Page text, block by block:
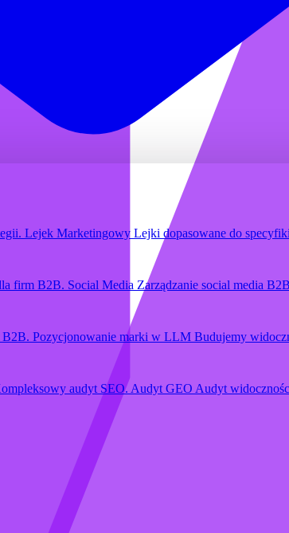
Lejek Marketingowy Lejki dopasowane do
firm B2B. Social Media Zarządzanie social media
B2B. Pozycjonowanie marki w LLM Budujemy
audyt SEO. Audyt GEO Audyt